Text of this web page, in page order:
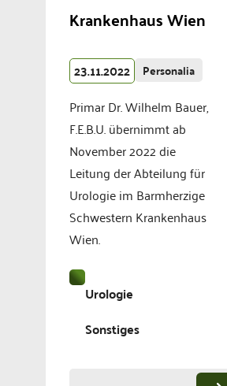
Krankenhaus Wien
23.11.2022 Personalia
Primar Dr. Wilhelm Bauer,
F.E.B.U. übernimmt ab
November 2022 die
Leitung der Abteilung für
Urologie im Barmherzige
Schwestern Krankenhaus
Wien.
Urologie
Sonstiges